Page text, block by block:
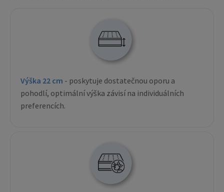
Výška 22 cm - poskytuje dostatečnou oporu a
pohodlí, optimální výška závisí na individuálních
preferencích.